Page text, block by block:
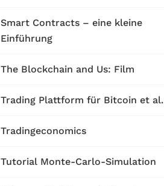
Smart Contracts – eine kleine
Einführung
The Blockchain and Us: Film
Trading Plattform für Bitcoin et al.
Tradingeconomics
Tutorial Monte-Carlo-Simulation